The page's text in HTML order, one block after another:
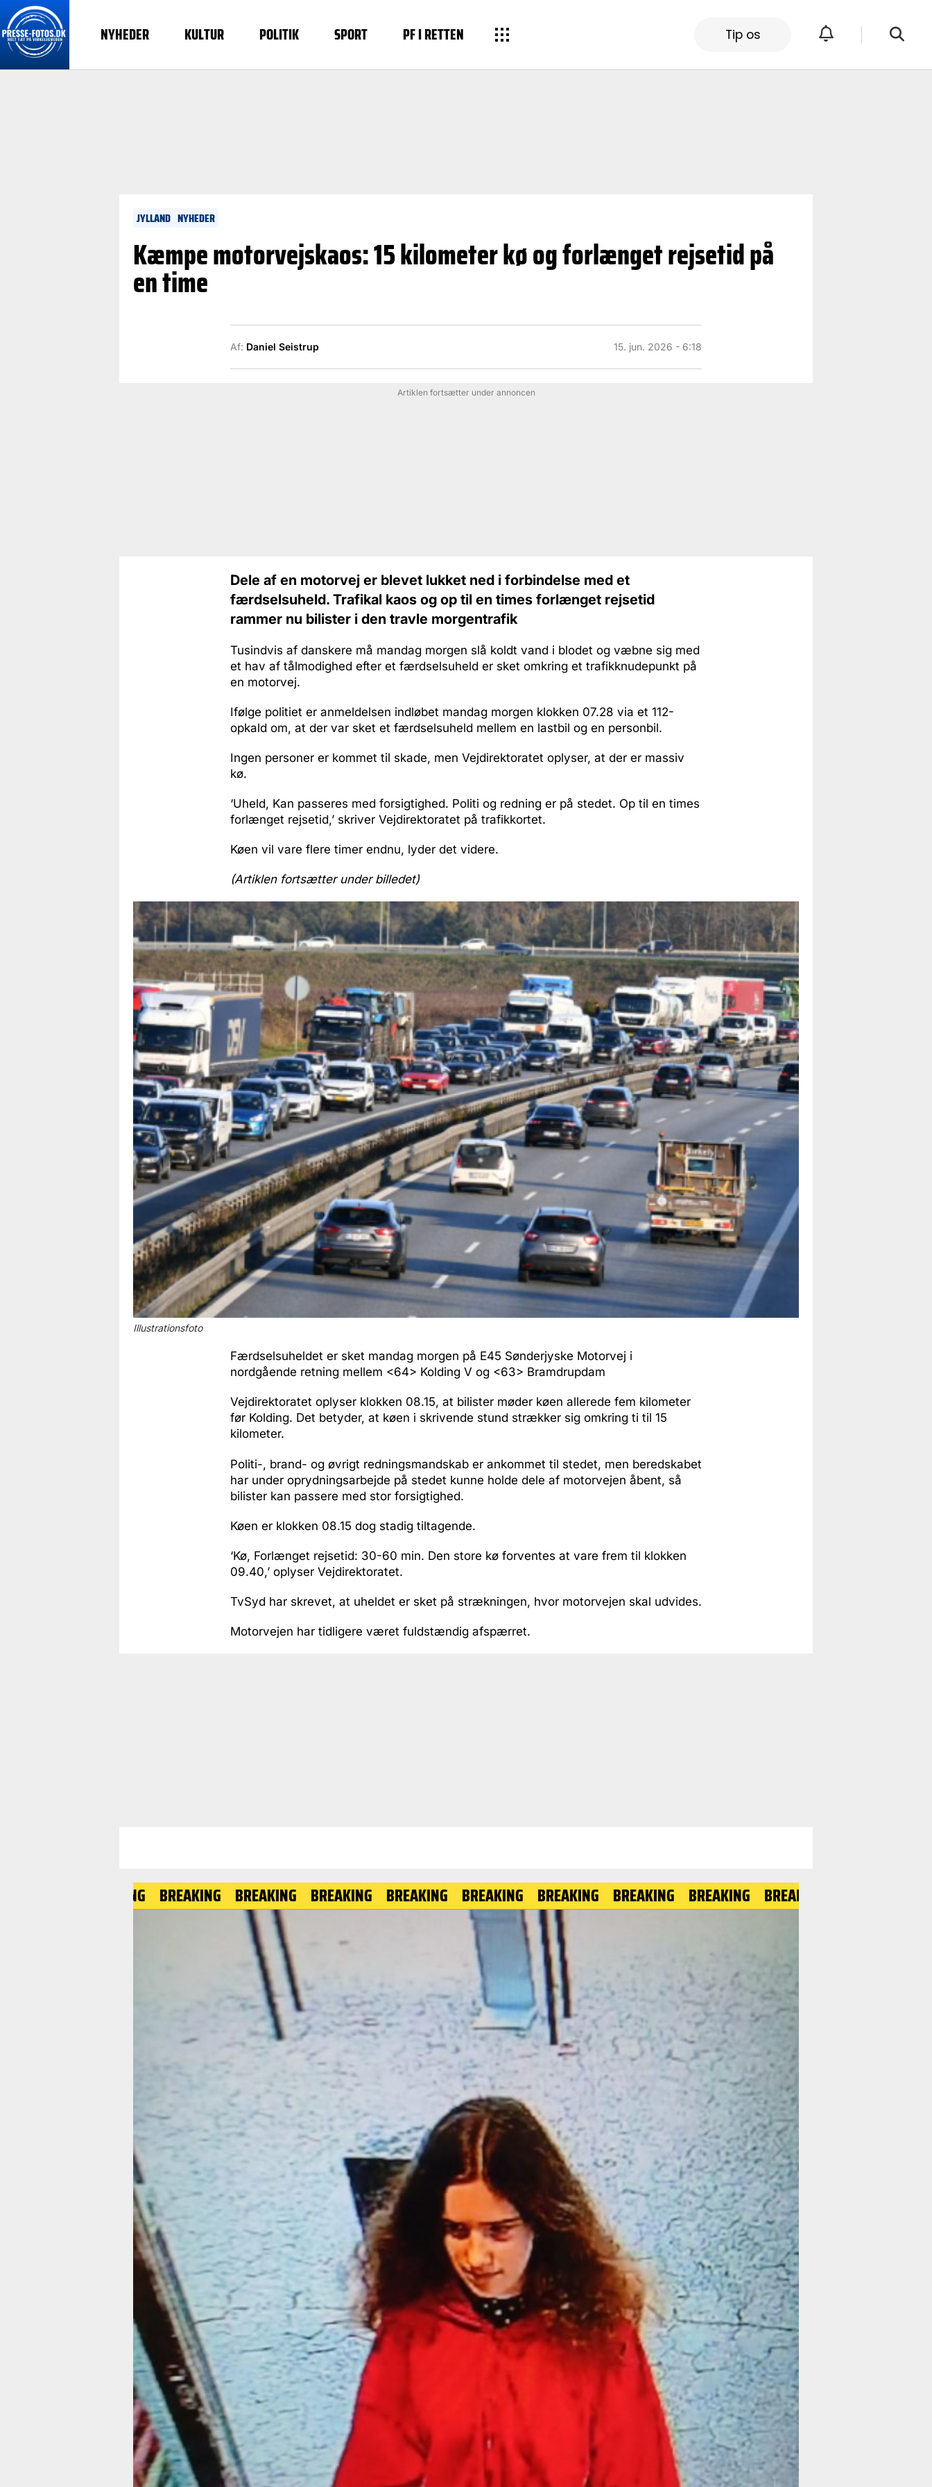
NYHEDER KULTUR POLITIK SPORT PF I RETTEN Tip os
JYLLAND NYHEDER
Kæmpe motorvejskaos: 15 kilometer kø og forlænget rejsetid på
en time
Af: Daniel Seistrup 15. jun. 2026 - 6:18
Artiklen fortsætter under annoncen
Dele af en motorvej er blevet lukket ned i forbindelse med et
færdselsuheld. Trafikal kaos og op til en times forlænget rejsetid
rammer nu bilister i den travle morgentrafik
Tusindvis af danskere må mandag morgen slå koldt vand i blodet og væbne sig med
et hav af tålmodighed efter et færdselsuheld er sket omkring et trafikknudepunkt på
en motorvej.
Ifølge politiet er anmeldelsen indløbet mandag morgen klokken 07.28 via et 112-
opkald om, at der var sket et færdselsuheld mellem en lastbil og en personbil.
Ingen personer er kommet til skade, men Vejdirektoratet oplyser, at der er massiv
kø.
‘Uheld, Kan passeres med forsigtighed. Politi og redning er på stedet. Op til en times
forlænget rejsetid,’ skriver Vejdirektoratet på trafikkortet.
Køen vil vare flere timer endnu, lyder det videre.
(Artiklen fortsætter under billedet)
Illustrationsfoto
Færdselsuheldet er sket mandag morgen på E45 Sønderjyske Motorvej i
nordgående retning mellem <64> Kolding V og <63> Bramdrupdam
Vejdirektoratet oplyser klokken 08.15, at bilister møder køen allerede fem kilometer
før Kolding. Det betyder, at køen i skrivende stund strækker sig omkring ti til 15
kilometer.
Politi-, brand- og øvrigt redningsmandskab er ankommet til stedet, men beredskabet
har under oprydningsarbejde på stedet kunne holde dele af motorvejen åbent, så
bilister kan passere med stor forsigtighed.
Køen er klokken 08.15 dog stadig tiltagende.
‘Kø, Forlænget rejsetid: 30-60 min. Den store kø forventes at vare frem til klokken
09.40,’ oplyser Vejdirektoratet.
TvSyd har skrevet, at uheldet er sket på strækningen, hvor motorvejen skal udvides.
Motorvejen har tidligere været fuldstændig afspærret.
BREAKING BREAKING BREAKING BREAKING BREAKING BREAKING BREAKING BREAKING BREAKING BREAKING